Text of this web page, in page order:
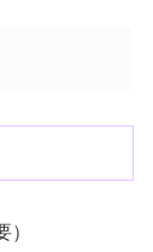
）